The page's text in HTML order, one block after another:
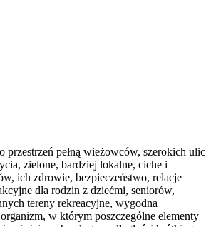
przestrzeń pełną wieżowców, szerokich ulic
zielone, bardziej lokalne, ciche i
ich zdrowie, bezpieczeństwo, relacje
dla rodzin z dziećmi, seniorów,
tereny rekreacyjne, wygodna
w którym poszczególne elementy